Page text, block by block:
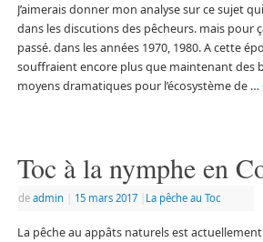
J’aimerais donner mon analyse sur ce sujet
dans les discutions des pêcheurs. mais pour
passé. dans les années 1970, 1980. A cette
souffraient encore plus que maintenant des
moyens dramatiques pour l’écosystème de …
Toc à la nymphe en
de admin 15 mars 2017 La pêche au Toc
La pêche au appâts naturels est